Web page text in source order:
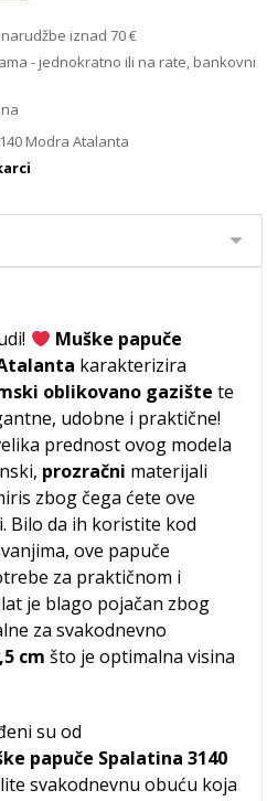
iznad 70 €
- jednokratno ili na rate, bankovni
Modra Atalanta
Muške papuče
karakterizira
oblikovano gazište te
udobne i praktične!
prednost ovog modela
prozračni materijali
zbog čega ćete ove
Bilo da ih koristite kod
ove papuče
za praktičnom i
je blago pojačan zbog
za svakodnevno
cm što je optimalna visina
su od
papuče Spalatina 3140
svakodnevnu obuću koja